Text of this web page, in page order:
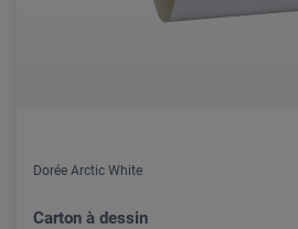
Dorée Arctic White
Carton à dessin